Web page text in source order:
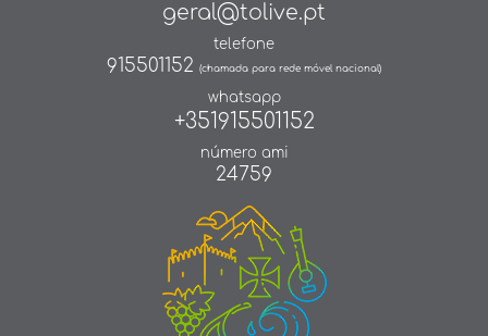
geral@tolive.pt
telefone
915501152 (chamada para rede móvel nacional)
whatsapp
+351915501152
número ami
24759